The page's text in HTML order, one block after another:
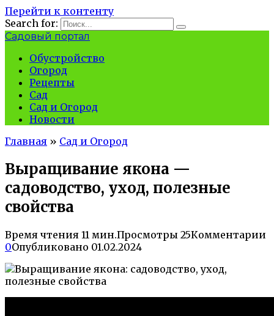
Перейти к контенту
Search for:
Садовый портал
Обустройство
Огород
Рецепты
Сад
Сад и Огород
Новости
Главная » Сад и Огород
Выращивание якона —
садоводство, уход, полезные
свойства
Время чтения 11 мин.Просмотры 25Комментарии
0Опубликовано 01.02.2024